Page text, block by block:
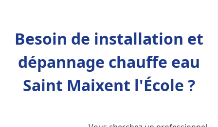
Besoin de installation et
dépannage chauffe eau
Saint Maixent l'École ?